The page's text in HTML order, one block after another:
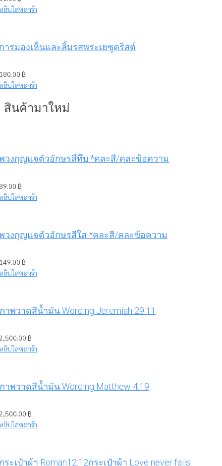
ยิบใส่ตะกร้า
ารมองเห็นและลิ้มรสพระเยซูคริสต์
฿
ยิบใส่ตะกร้า
สินค้ามาใหม่
วงกุญแจตัวอักษรสีทึบ *คละสี/คละข้อความ
฿
ยิบใส่ตะกร้า
วงกุญแจตัวอักษรสีใส *คละสี/คละข้อความ
฿
ยิบใส่ตะกร้า
าพวาดสีน้ำมัน Wording Jeremiah 29:11
฿
ยิบใส่ตะกร้า
าพวาดสีน้ำมัน Wording Matthew 4:19
฿
ยิบใส่ตะกร้า
ระเป๋าผ้า Roman12:12กระเป๋าผ้า Love never fails